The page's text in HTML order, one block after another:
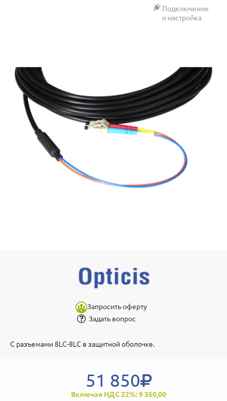
Подключение
и настройка
Запросить оферту
Задать вопрос
С разъемами 8LC-8LC в защитной оболочке.
51 850
Включая НДС 22%: 9 350,00